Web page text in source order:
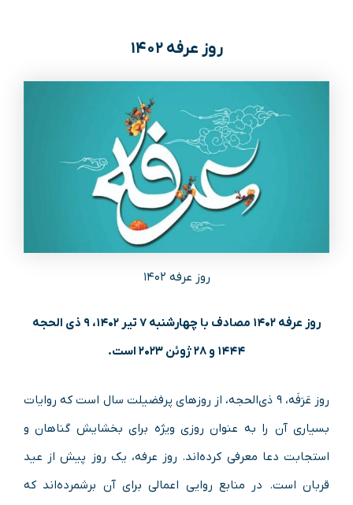
روز عرفه ۱۴۰۲
روز عرفه ۱۴۰۲
روز عرفه ۱۴۰۲ مصادف با چهارشنبه ۷ تیر ۱۴۰۲، ۹ ذی الحجه
۱۴۴۴ و ۲۸ ژوئن ۲۰۲۳ است.
روز عَرَفَه، ۹ ذی‌الحجه، از روزهای پرفضیلت سال است که روایات
بسیاری آن‌ را به عنوان روزی ویژه برای بخشایش گناهان و
استجابت دعا معرفی کرده‌اند. روز عرفه، یک روز پیش از عید
قربان است. در منابع روایی اعمالی برای آن برشمرده‌اند که